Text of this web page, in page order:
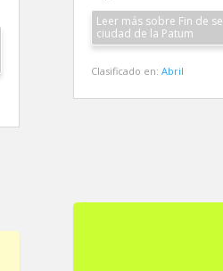
Leer más sobre Fin de
ciudad de la Patum
Clasificado en: Abril